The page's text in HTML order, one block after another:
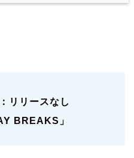
リリースなし
BREAKS」